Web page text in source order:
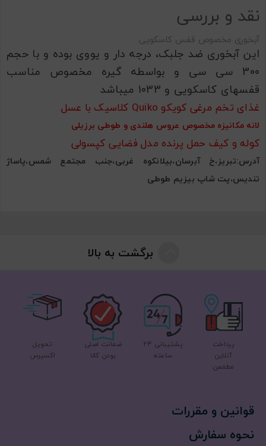
نقد و بررسی
آبخوری مخصوص قفس کاسکویی
این آبخوری ضد جلبک، درجه دار و یووی بوده و با حجم
300 سی سی و بواسطه گیره مخصوص مناسب
قفسهای کاسکویی و 1033 میباشد
غذای تخم مرغی کویکو Quiko کلاسیک با عسل
لانه مکانیزه مخصوص عروس هلندی و طوطی برزیلی
کوله و کیف حمل پرنده مدل فضایی کپسولی
آدرس:تبریز،خ آبرسان،بیلانکوه غربی،جنب مجتمع شمس،پاساژ
تندیس،پت شاپ بیزیم طوطی
برگشت به بالا
پرداخت
آنلاین
مطمعن
پشتیبانی 24
ساعته
ضمانت اصلی
بودن کالا
تحویل
اکسپرس
قوانین و مقررات
نحوه سفارش